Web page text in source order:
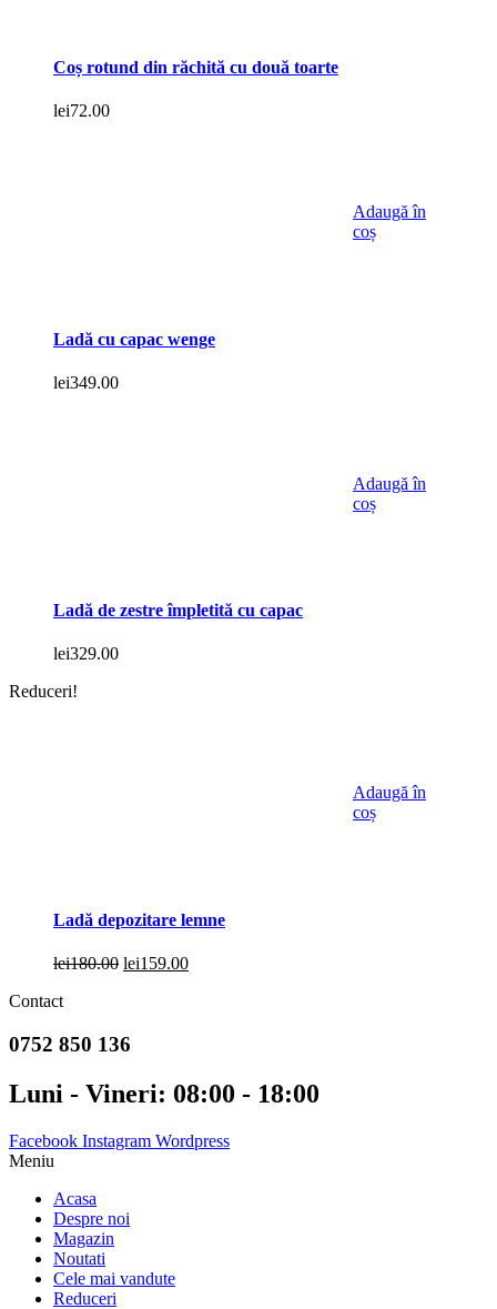
Coș rotund din răchită cu două toarte
lei72.00
Adaugă în
coș
Ladă cu capac wenge
lei349.00
Adaugă în
coș
Ladă de zestre împletită cu capac
lei329.00
Reduceri!
Adaugă în
coș
Ladă depozitare lemne
lei180.00 Prețul
lei180.00.
lei159.00Prețul
Contact
0752 850 136
Luni - Vineri: 08:00 - 18:00
Facebook Instagram Wordpress
Meniu
Acasa
Despre noi
Magazin
Noutati
Cele mai vandute
Reduceri